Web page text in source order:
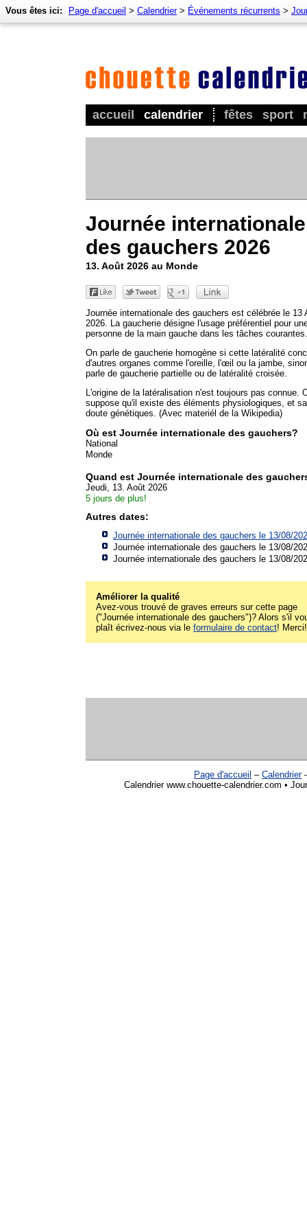
accueil calendrier fêtes sport
Vous êtes ici: Page d'accueil > Calendrier> Événements récurrents >
Journée internationale
des gauchers 2026
13. Août 2026 au Monde
Journée internationale des gauchers est célébrée le 13
2026. La gaucherie désigne l'usage préférentiel pour
personne de la main gauche dans les tâches courantes.
On parle de gaucherie homogène si cette latéralité
d'autres organes comme l'oreille, l'œil ou la jambe,
parle de gaucherie partielle ou de latéralité croisée.
L'origine de la latéralisation n'est toujours pas connue.
suppose qu'il existe des éléments physiologiques, et
doute génétiques. (Avec materiél de la Wikipedia)
Où est Journée internationale des gauchers?
National
Monde
Quand est Journée internationale des
Jeudi, 13. Août 2026
5 jours de plus!
Autres dates:
Journée internationale des gauchers le 13/08/
Journée internationale des gauchers le 13/08/
Journée internationale des gauchers le 13/08/
Améliorer la qualité
Avez-vous trouvé de graves erreurs sur cette page
("Journée internationale des gauchers")? Alors s'il
plaît écrivez-nous via le formulaire de contact! Merci!
Page d'accueil – Calendrier
Calendrier www.chouette-calendrier.com •